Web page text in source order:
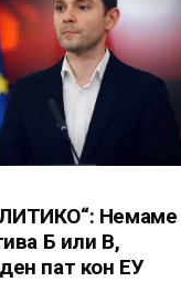
Немаме
Б или В,
пат кон ЕУ